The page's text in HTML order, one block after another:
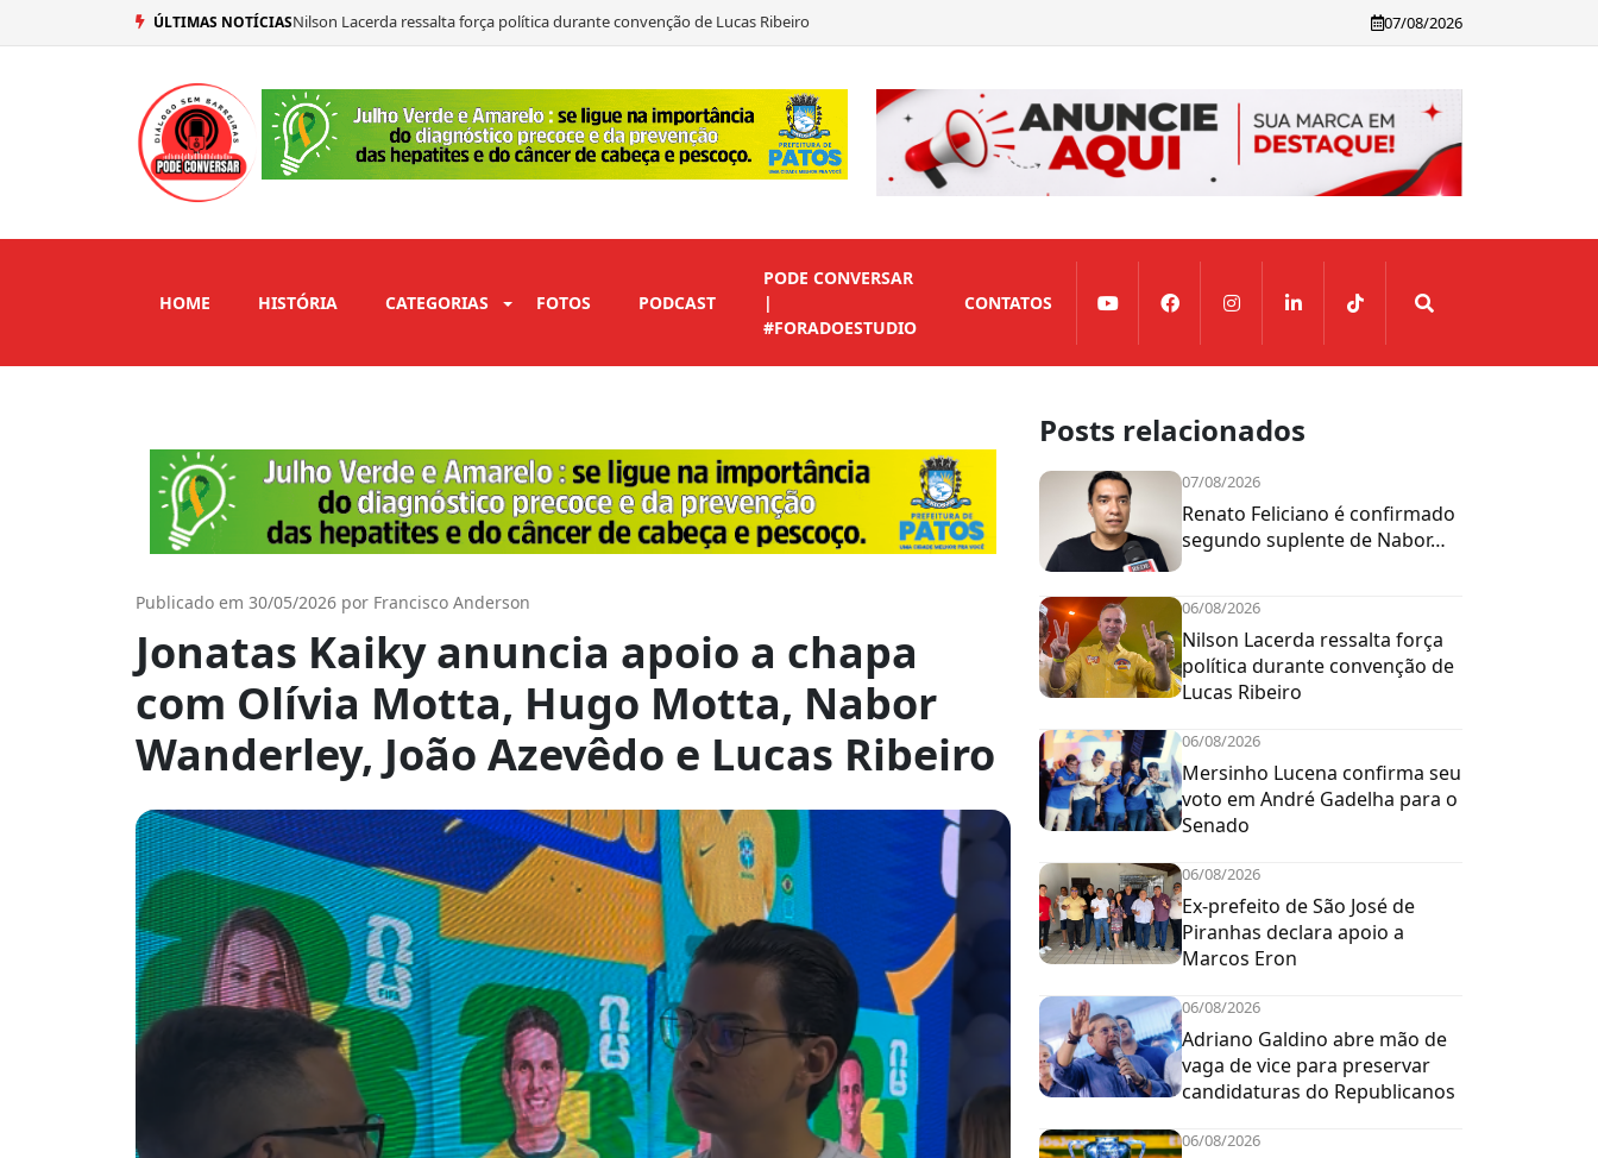
ÚLTIMAS NOTÍCIASNilson Lacerda ressalta força política durante convenção de Lucas Ribeiro
Mersinho Lucena confirma seu voto em André Gadelha para o Senado
Adriano Galdino abre mão de vaga de vice para preservar candidaturas do Republicanos
07/08/2026
HOME HISTÓRIA CATEGORIAS FOTOS PODCAST
PODE CONVERSAR
|
#FORADOESTUDIO
CONTATOS
Publicado em 30/05/2026 por Francisco Anderson
Jonatas Kaiky anuncia apoio a chapa
com Olívia Motta, Hugo Motta, Nabor
Wanderley, João Azevêdo e Lucas Ribeiro
Posts relacionados
07/08/2026
Renato Feliciano é confirmado
segundo suplente de Nabor…
06/08/2026
Nilson Lacerda ressalta força
política durante convenção de
Lucas Ribeiro
06/08/2026
Mersinho Lucena confirma seu
voto em André Gadelha para o
Senado
06/08/2026
Ex-prefeito de São José de
Piranhas declara apoio a
Marcos Eron
06/08/2026
Adriano Galdino abre mão de
vaga de vice para preservar
candidaturas do Republicanos
06/08/2026